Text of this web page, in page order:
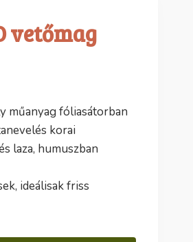
vetőmag
műanyag fóliasátorban
korai
laza, humuszban
ideálisak friss